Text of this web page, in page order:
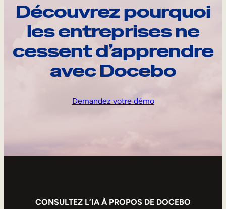
Découvrez pourquoi
les entreprises ne
cessent d’apprendre
avec Docebo
Demandez votre démo
CONSULTEZ L’IA À PROPOS DE DOCEBO